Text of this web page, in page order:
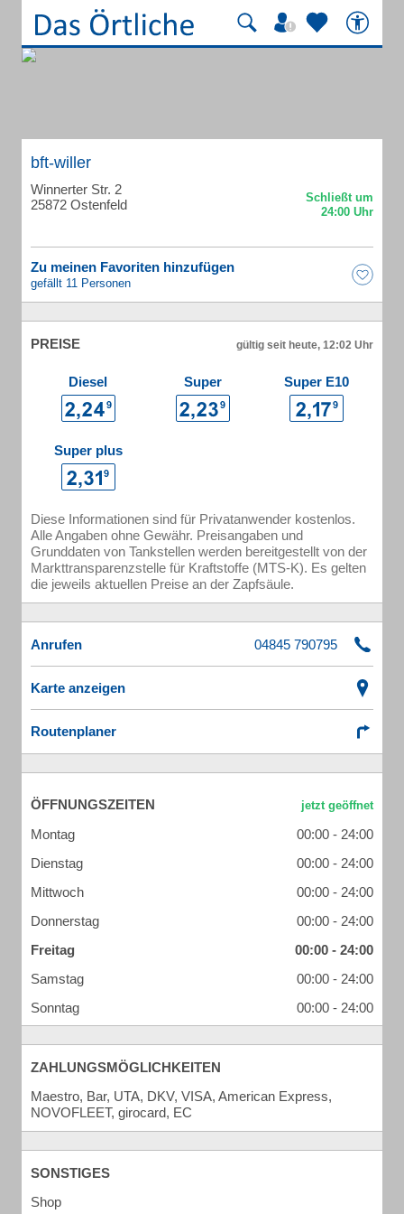
bft-willer
Winnerter Str. 2
25872 Ostenfeld
Zu meinen Favoriten hinzufügen
gefällt 11 Personen
PREISE gültig seit heute, 12:02 Uhr
Diesel Super Super E10
Super plus
Diese Informationen sind für Privatanwender kostenlos.
Alle Angaben ohne Gewähr. Preisangaben und
Grunddaten von Tankstellen werden bereitgestellt von der
Markttransparenzstelle für Kraftstoffe (MTS-K). Es gelten
die jeweils aktuellen Preise an der Zapfsäule.
Anrufen
Karte anzeigen
Routenplaner
ÖFFNUNGSZEITEN
Montag
00:00 - 24:00
Dienstag
00:00 - 24:00
Mittwoch
00:00 - 24:00
Donnerstag
00:00 - 24:00
Freitag
00:00 - 24:00
Samstag
00:00 - 24:00
Sonntag
00:00 - 24:00
ZAHLUNGSMÖGLICHKEITEN
Maestro, Bar, UTA, DKV, VISA, American Express,
NOVOFLEET, girocard, EC
SONSTIGES
Shop